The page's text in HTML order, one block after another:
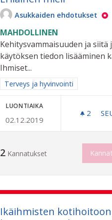
Asukkaiden ehdotukset
MAHDOLLINEN
Kehitysvammaisuuden ja siitä
käytöksen tiedon lisääminen
Ihmiset...
Rajaa tulokset aihepiirin mukaan:
Terveys ja hyvinvointi
LUONTIAIKA
02.12.2019
2 2
2 Kannatukset
Ikäihmisten